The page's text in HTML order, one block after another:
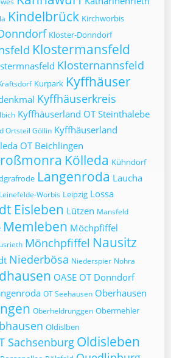
Kindelbrück Kirchworbis
Kloster-Donndorf
Klostermansfeld
Klosternannsfeld
Kurpark Kyffhäuser
Kyffhäuserkreis
Kyffhäuserland OT Steinthalebe
Ortsteil Göllin Kyffhäuserland
OT Beichlingen
Kölleda Kühndorf
Langenroda Laucha
Leinefelde-Worbis Leipzig Lossa
Eisleben Lützen Mansfeld
Memleben Möchpfiffel
Mönchpfiffel Nausitz
Niederbösa Niederspier Nohra
OASE OT Donndorf
OT Seehausen Oberhausen
Oberheldrunggen Obermehler
Oldislben
Sachsenburg Oldisleben